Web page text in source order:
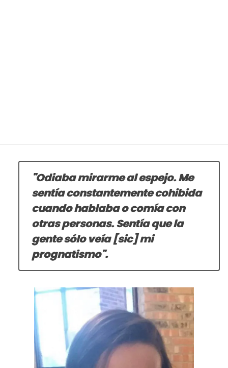
"Odiaba mirarme al espejo. Me
sentía constantemente cohibida
cuando hablaba o comía con
otras personas. Sentía que la
gente sólo veía [sic] mi
prognatismo".